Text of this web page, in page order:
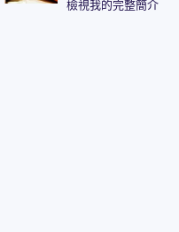
檢視我的完整簡介